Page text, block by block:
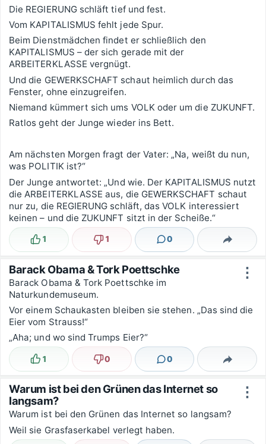
Die REGIERUNG schläft tief und fest.
Vom KAPITALISMUS fehlt jede Spur.
Beim Dienstmädchen findet er schließlich den
KAPITALISMUS – der sich gerade mit der
ARBEITERKLASSE vergnügt.
Und die GEWERKSCHAFT schaut heimlich durch das
Fenster, ohne einzugreifen.
Niemand kümmert sich ums VOLK oder um die ZUKUNFT.
Ratlos geht der Junge wieder ins Bett.
Am nächsten Morgen fragt der Vater: „Na, weißt du nun,
was POLITIK ist?“
Der Junge antwortet: „Und wie. Der KAPITALISMUS nutzt
die ARBEITERKLASSE aus, die GEWERKSCHAFT schaut
nur zu, die REGIERUNG schläft, das VOLK interessiert
keinen – und die ZUKUNFT sitzt in der Scheiße.“
Lustig
1 Nicht lustig
1 0
Kommentare Teilen
⋮
Barack Obama & Tork Poettschke
Barack Obama & Tork Poettschke im
Naturkundemuseum.
Vor einem Schaukasten bleiben sie stehen. „Das sind die
Eier vom Strauss!“
„Aha; und wo sind Trumps Eier?“
Lustig
1 Nicht lustig
0 0
Kommentare Teilen
⋮
Warum ist bei den Grünen das Internet so
langsam?
Warum ist bei den Grünen das Internet so langsam?
Weil sie Grasfaserkabel verlegt haben.